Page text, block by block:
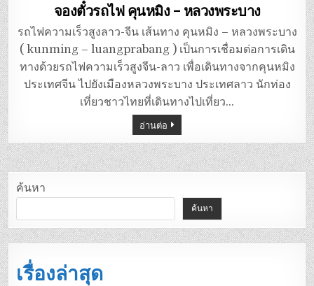
in
จองตั๋วรถไฟ คุนหมิง – หลวงพระบาง
รถไฟความเร็วสูงลาว-จีน เส้นทาง คุนหมิง – หลวงพระบาง
( kunming – luangprabang ) เป็นการเชื่อมต่อการเดิน
ทางด้วยรถไฟความเร็วสูงจีน-ลาว เพื่อเดินทางจากคุนหมิง
ประเทศจีน ไปยังเมืองหลวงพระบาง ประเทศลาว นักท่อง
เที่ยวชาวไทยที่เดินทางไปเที่ยว…
อ่านต่อ
ค้นหา
ค้นหา
เรื่องล่าสุด